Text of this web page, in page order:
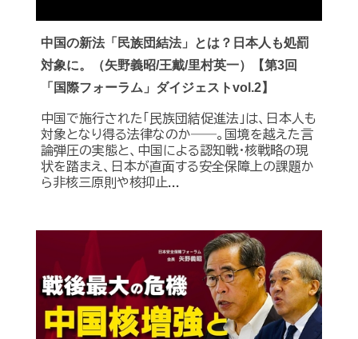
中国の新法「民族団結法」とは？日本人も処罰
対象に。（矢野義昭/王戴/里村英一）【第3回
「国際フォーラム」ダイジェストvol.2】
中国で施行された「民族団結促進法」は、日本人も
対象となり得る法律なのか――。国境を越えた言
論弾圧の実態と、中国による認知戦・核戦略の現
状を踏まえ、日本が直面する安全保障上の課題か
ら非核三原則や核抑止...